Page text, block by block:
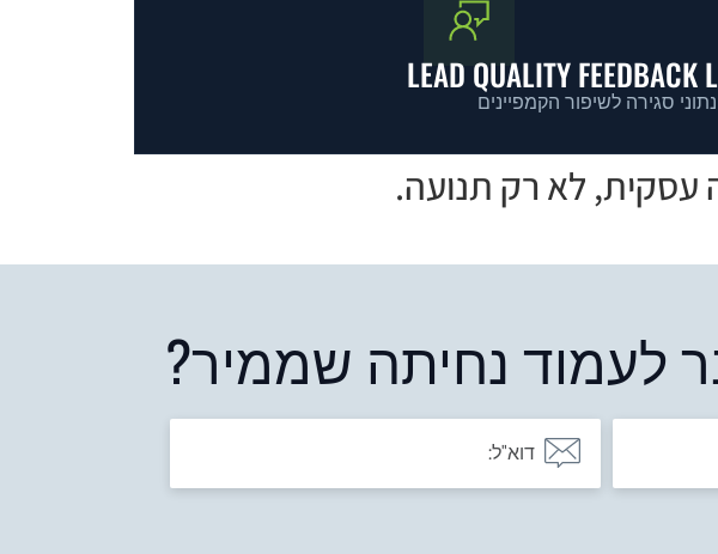
LEAD QUALITY FEEDBACK
סגירה לשיפור הקמפיינים
עסקית, לא רק תנועה.